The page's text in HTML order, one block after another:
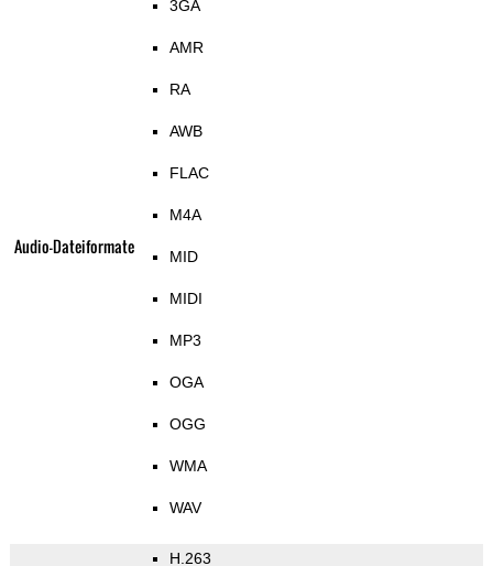
Audio-Dateiformate
3GA
AMR
RA
AWB
FLAC
M4A
MID
MIDI
MP3
OGA
OGG
WMA
WAV
H.263